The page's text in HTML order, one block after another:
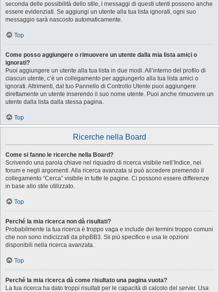
seconda delle possibilità dello stile, i messaggi di questi utenti possono anche
essere evidenziati. Se aggiungi un utente alla tua lista ignorati, ogni suo
messaggio sarà nascosto automaticamente.
Top
Come posso aggiungere o rimuovere un utente dalla mia lista amici o
ignorati?
Puoi aggiungere un utente alla tua lista in due modi. All’interno del profilo di
ciascun utente, c’è un collegamento per aggiungerlo alla tua lista amici o
ignorati. Altrimenti, dal tuo Pannello di Controllo Utente puoi aggiungere
direttamente un utente inserendo il suo nome utente. Puoi anche rimuovere un
utente dalla lista dalla stessa pagina.
Top
Ricerche nella Board
Come si fanno le ricerche nella Board?
Scrivendo una parola chiave nel riquadro di ricerca visibile nell’Indice, nei
forum e negli argomenti. Alla ricerca avanzata si può accedere premendo il
collegamento “Cerca” visibile in tutte le pagine. Ci possono essere differenze
in base allo stile utilizzato.
Top
Perché la mia ricerca non dà risultati?
Probabilmente la tua ricerca è troppo vaga e include dei termini troppo comuni
che non sono indicizzati da phpBB3. Sii più specifico e usa le opzioni
disponibili nella ricerca avanzata.
Top
Perché la mia ricerca dà come risultato una pagina vuota?
La tua ricerca ha dato troppi risultati per le capacità di calcolo del server. Usa